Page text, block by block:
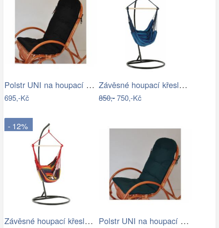
Polstr UNI na houpací křeslo - látka…
695,-Kč
Závěsné houpací křeslo Nikes Blue
850,-750,-Kč
- 12%
Závěsné houpací křeslo Nikes Red Polstr UNI na houpací křeslo - látka…